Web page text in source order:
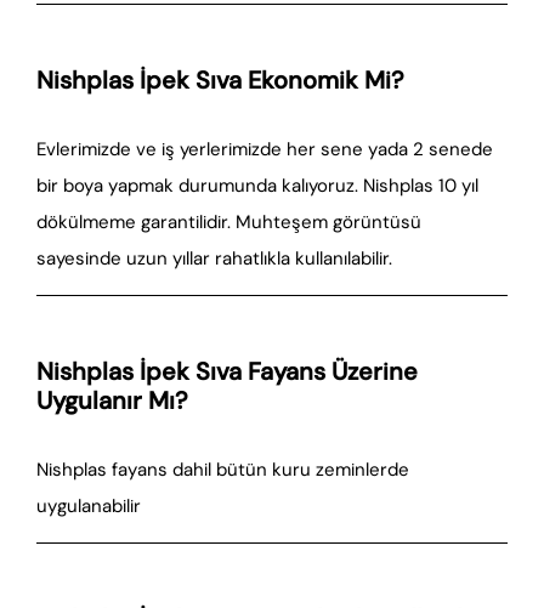
Nishplas İpek Sıva Ekonomik Mi?
Evlerimizde ve iş yerlerimizde her sene yada 2 senede
bir boya yapmak durumunda kalıyoruz. Nishplas 10 yıl
dökülmeme garantilidir. Muhteşem görüntüsü
sayesinde uzun yıllar rahatlıkla kullanılabilir.
Nishplas İpek Sıva Fayans Üzerine
Uygulanır Mı?
Nishplas fayans dahil bütün kuru zeminlerde
uygulanabilir